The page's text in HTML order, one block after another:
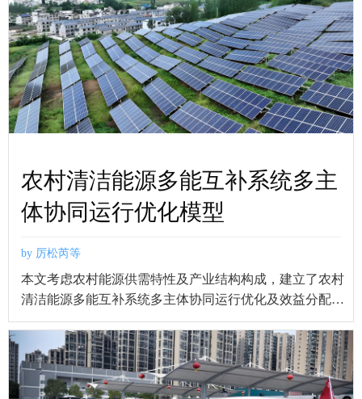
农村清洁能源多能互补系统多主
体协同运行优化模型
by 厉松芮等
本文考虑农村能源供需特性及产业结构构成，建立了农村
清洁能源多能互补系统多主体协同运行优化及效益分配模
型。